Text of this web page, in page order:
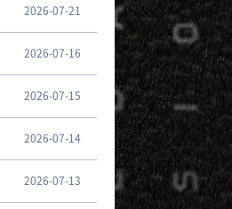
2026-07-21
2026-07-16
2026-07-15
2026-07-14
2026-07-13